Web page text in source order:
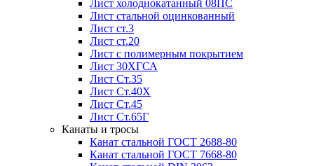
Лист холоднокатанный 08ПС
Лист стальной оцинкованный
Лист ст.3
Лист ст.20
Лист с полимерным покрытием
Лист 30ХГСА
Лист Ст.35
Лист Ст.40Х
Лист Ст.45
Лист Ст.65Г
Канаты и тросы
Канат стальной ГОСТ 2688-80
Канат стальной ГОСТ 7668-80